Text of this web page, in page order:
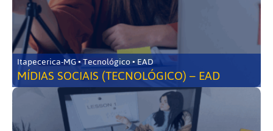
Itapecerica-MG • Tecnológico • EAD
MÍDIAS SOCIAIS (TECNOLÓGICO) – EAD